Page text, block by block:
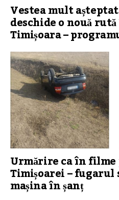
Vestea mult
deschide o nouă
Timișoara –
Urmărire ca în
Timișoarei –
mașina în șanț